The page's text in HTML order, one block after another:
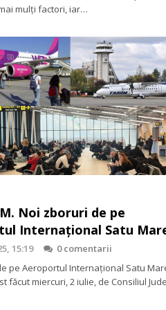
mulți factori, iar…
Noi zboruri de pe
Internațional Satu
15:19
0 comentarii
pe Aeroportul Internațional Satu
făcut miercuri, 2 iulie, de Consiliul